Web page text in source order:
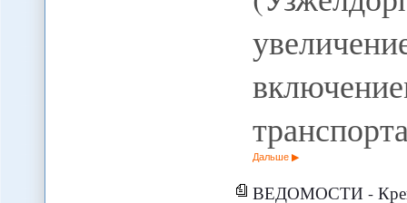
Дальше
ВЕДОМОСТИ - Крейг